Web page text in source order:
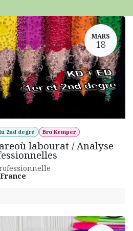
MARS
18
2nd degré Bro Kemper
labourat / Analyse
France